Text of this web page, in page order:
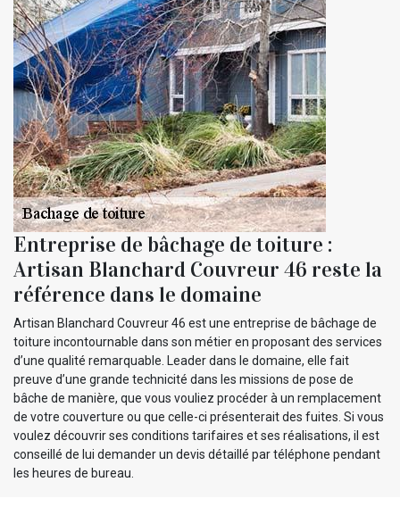
Entreprise de bâchage de toiture :
Artisan Blanchard Couvreur 46 reste la
référence dans le domaine
Artisan Blanchard Couvreur 46 est une entreprise de bâchage de
toiture incontournable dans son métier en proposant des services
d’une qualité remarquable. Leader dans le domaine, elle fait
preuve d’une grande technicité dans les missions de pose de
bâche de manière, que vous vouliez procéder à un remplacement
de votre couverture ou que celle-ci présenterait des fuites. Si vous
voulez découvrir ses conditions tarifaires et ses réalisations, il est
conseillé de lui demander un devis détaillé par téléphone pendant
les heures de bureau.